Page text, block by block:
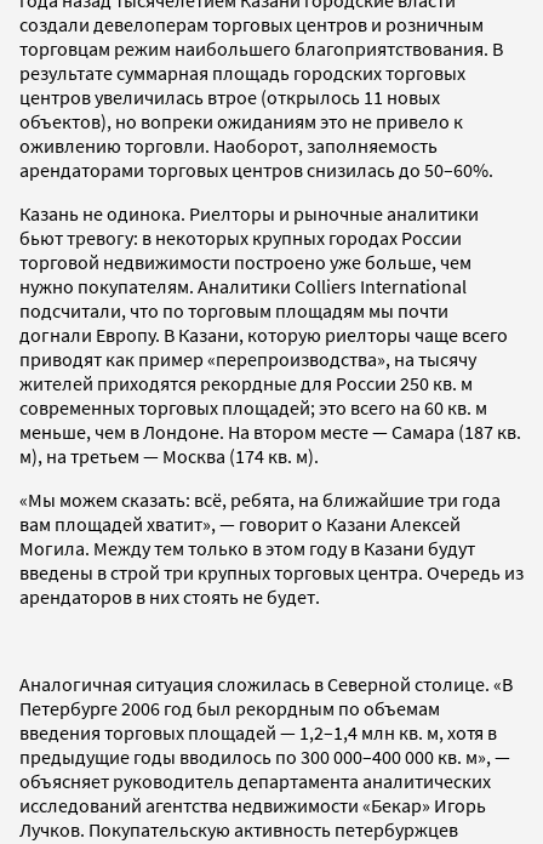
создали девелоперам торговых центров и розничным
торговцам режим наибольшего благоприятствования. В
результате суммарная площадь городских торговых
центров увеличилась втрое (открылось 11 новых
объектов), но вопреки ожиданиям это не привело к
оживлению торговли. Наоборот, заполняемость
арендаторами торговых центров снизилась до 50–60%.
Казань не одинока. Риелторы и рыночные аналитики
бьют тревогу: в некоторых крупных городах России
торговой недвижимости построено уже больше, чем
нужно покупателям. Аналитики Colliers International
подсчитали, что по торговым площадям мы почти
догнали Европу. В Казани, которую риелторы чаще всего
приводят как пример «перепроизводства», на тысячу
жителей приходятся рекордные для России 250 кв. м
современных торговых площадей; это всего на 60 кв. м
меньше, чем в Лондоне. На втором месте — Самара (187 кв.
м), на третьем — Москва (174 кв. м).
«Мы можем сказать: всё, ребята, на ближайшие три года
вам площадей хватит», — говорит о Казани Алексей
Могила. Между тем только в этом году в Казани будут
введены в строй три крупных торговых центра. Очередь из
арендаторов в них стоять не будет.
Аналогичная ситуация сложилась в Северной столице. «В
Петербурге 2006 год был рекордным по объемам
введения торговых площадей — 1,2–1,4 млн кв. м, хотя в
предыдущие годы вводилось по 300 000–400 000 кв. м», —
объясняет руководитель департамента аналитических
исследований агентства недвижимости «Бекар» Игорь
Лучков. Покупательскую активность петербуржцев